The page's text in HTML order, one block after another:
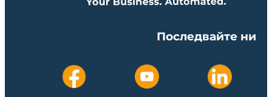
Последвайте ни